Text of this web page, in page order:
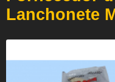
Lanchonete